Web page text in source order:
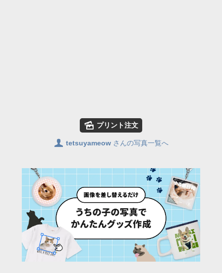
🌄 プリント注文
👤 tetsuyameow さんの写真一覧へ